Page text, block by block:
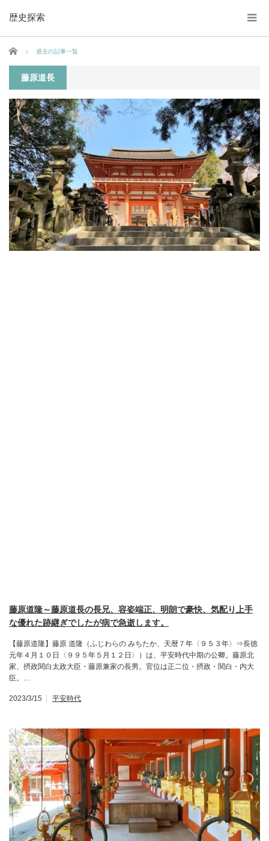
歴史探索
ホーム 過去の記事一覧
藤原道長
藤原道隆～藤原道長の長兄、容姿端正、明朗で豪快、気配り上手
な優れた跡継ぎでしたが病で急逝します。
【藤原道隆】藤原 道隆（ふじわらの みちたか、天暦７年〈９５３年〉⇒長徳
元年４月１０日〈９９５年５月１２日〉）は、平安時代中期の公卿。藤原北
家、摂政関白太政大臣・藤原兼家の長男。官位は正二位・摂政・関白・内大
臣。…
2023/3/15 平安時代